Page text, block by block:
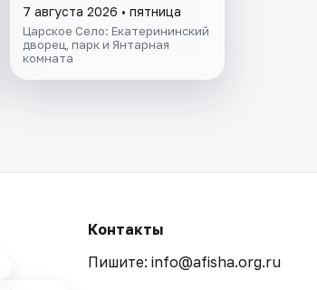
7 августа 2026 • пятница
Царское Село: Екатерининский
дворец, парк и Янтарная
комната
Контакты
Пишите: info@afisha.org.ru